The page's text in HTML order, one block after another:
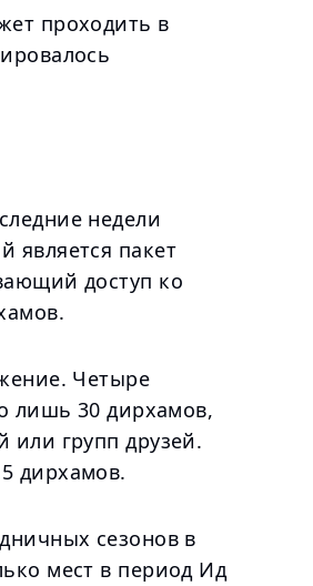
проходить в
недели
является пакет
доступ ко
Четыре
лишь 30 дирхамов,
или групп друзей.
дирхамов.
сезонов в
мест в период Ид